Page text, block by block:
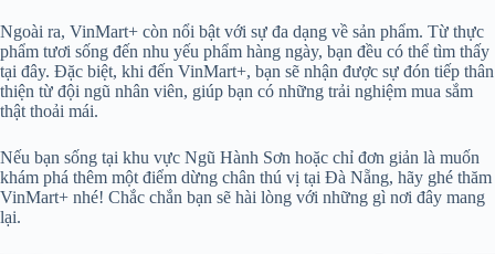
Ngoài ra, VinMart+ còn nổi bật với sự đa dạng về sản phẩm. Từ thực
phẩm tươi sống đến nhu yếu phẩm hàng ngày, bạn đều có thể tìm thấy
tại đây. Đặc biệt, khi đến VinMart+, bạn sẽ nhận được sự đón tiếp thân
thiện từ đội ngũ nhân viên, giúp bạn có những trải nghiệm mua sắm
thật thoải mái.
Nếu bạn sống tại khu vực Ngũ Hành Sơn hoặc chỉ đơn giản là muốn
khám phá thêm một điểm dừng chân thú vị tại Đà Nẵng, hãy ghé thăm
VinMart+ nhé! Chắc chắn bạn sẽ hài lòng với những gì nơi đây mang
lại.